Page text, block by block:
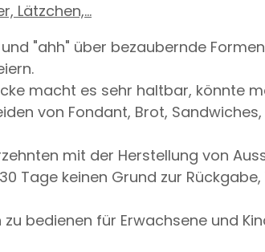
Lätzchen,...
"ahh" über bezaubernde
Dicke macht es sehr haltbar,
von Fondant, Brot,
mit der Herstellung von
Tage keinen Grund zur
zu bedienen für Erwachsene und